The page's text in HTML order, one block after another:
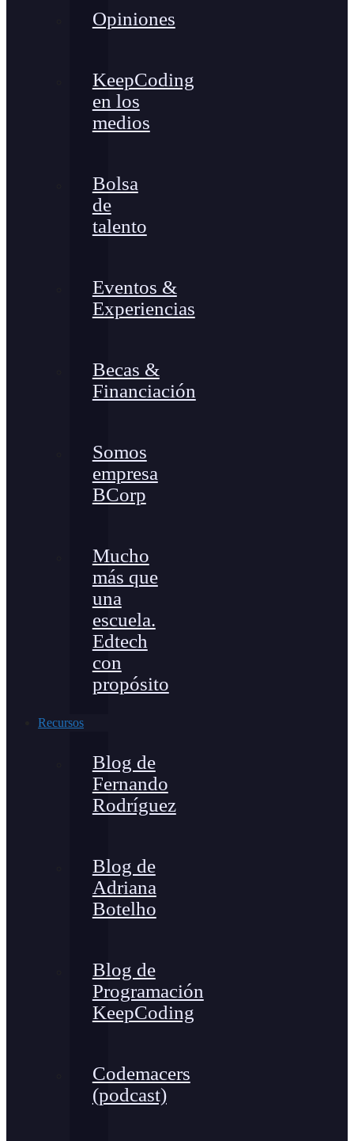
Opiniones
KeepCoding
en los
medios
Bolsa
de
talento
Eventos &
Experiencias
Becas &
Financiación
Somos
empresa
BCorp
Mucho
más que
una
escuela.
Edtech
con
propósito
Recursos
Blog de
Fernando
Rodríguez
Blog de
Adriana
Botelho
Blog de
Programación
KeepCoding
Codemacers
(podcast)